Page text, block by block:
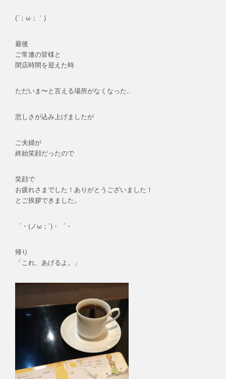
(´；ω；｀)
最後
ご常連の皆様と
閉店時間を迎えた時
ただいま〜と言える場所がなくなった..
悲しさが込み上げましたが
ご夫婦が
終始笑顔だったので
笑顔で
お疲れさまでした！ありがとうございました！
とご挨拶できました。
゜・(ノω；`)・゜・
帰り
「これ、あげるよ。」